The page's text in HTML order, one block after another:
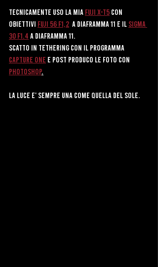
Tecnicamente uso la mia fuji x-t5 con
obiettivi Fuji 56 f1,2
  a diaframma 11 e il
sigma
30 F1.4 a Diaframma 11.
Scatto in tethering con il programma
Capture one e post produco le foto con
Photoshop.
La luce e' sempre una come quella del sole.